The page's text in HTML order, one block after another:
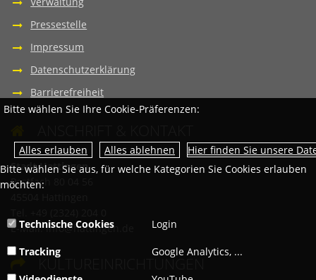
Pressestelle
Impressum
Datenschutzerklärung
Barrierefreiheit
Stadt Hattingen
Postfach 80 04 56
E-Mail:info@hattingen.de
KULTUREINRICHTUNGEN
Bitte wählen Sie Ihre Cookie-Präferenzen:
Hier finden Sie unsere
Bitte wählen Sie aus, für welche Kategorien Sie Cookies erlauben
möchten:
Technische Cookies Login
Tracking Google Analytics, ...